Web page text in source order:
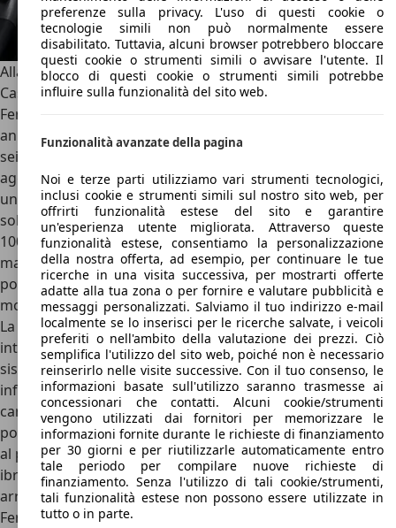
Alla SF90, poi, si è aggiunta nel 2021 la nuova berlinetta di
Casa Ferrari, la 296. L’erede dellaF8 Tributo
Ferrari dell’era moderna, e l’unica escludendo le Dino degli
anni ’60, ad adottare un motore V6, nello specifico un 3.0
sei cilindri a V di 120 gradi da ben 663 CV, al quale si
aggiunge un motore elettrico posteriore da 167 CV, per
una potenza complessiva di ben 830 CV, tutti scaricati sulle
sole ruote posteriori. Le prestazioni sono eccezionali (0-
100 km/h coperto in 2,9 secondi e 330 km/h di velocità
massima), mentre grazie ad una batteria da 7,45 kWh è
possibile, come per la SF90, percorrere fino a 25 km in
modalità eDrive.
La 296 è caratterizzata da una soluzione molto
interessante: utilizzando la modalità Performance del
sistema di gestione del powertrain ibrido eManettino,
infatti, semplicemente utilizzando il motore V6 è possibile
caricare in maniera completa la batteria, ottenendo in
pochi minuti di guida la batteria carica e permettendo così
al più compatto dei modelli Ferrari elettrica, o meglio
ibrida, di comportarsi proprio come una EV appena si
arriva in un centro abitato.
Ferrari elettrica: i prezzi
preferenze sulla privacy. L'uso di questi cookie o
tecnologie simili non può normalmente essere
disabilitato. Tuttavia, alcuni browser potrebbero bloccare
questi cookie o strumenti simili o avvisare l'utente. Il
blocco di questi cookie o strumenti simili potrebbe
influire sulla funzionalità del sito web.
Funzionalità avanzate della pagina
Noi e terze parti utilizziamo vari strumenti tecnologici,
inclusi cookie e strumenti simili sul nostro sito web, per
offrirti funzionalità estese del sito e garantire
un'esperienza utente migliorata. Attraverso queste
funzionalità estese, consentiamo la personalizzazione
della nostra offerta, ad esempio, per continuare le tue
ricerche in una visita successiva, per mostrarti offerte
adatte alla tua zona o per fornire e valutare pubblicità e
messaggi personalizzati. Salviamo il tuo indirizzo e-mail
localmente se lo inserisci per le ricerche salvate, i veicoli
preferiti o nell'ambito della valutazione dei prezzi. Ciò
semplifica l'utilizzo del sito web, poiché non è necessario
reinserirlo nelle visite successive. Con il tuo consenso, le
informazioni basate sull'utilizzo saranno trasmesse ai
concessionari che contatti. Alcuni cookie/strumenti
vengono utilizzati dai fornitori per memorizzare le
informazioni fornite durante le richieste di finanziamento
per 30 giorni e per riutilizzarle automaticamente entro
tale periodo per compilare nuove richieste di
finanziamento. Senza l'utilizzo di tali cookie/strumenti,
tali funzionalità estese non possono essere utilizzate in
tutto o in parte.